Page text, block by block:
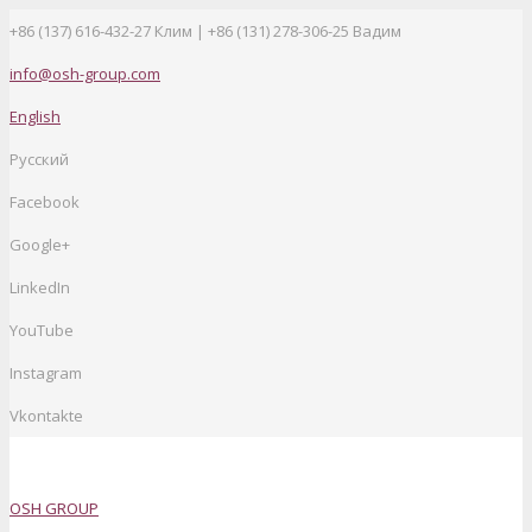
+86 (137) 616-432-27 Клим | +86 (131) 278-306-25 Вадим
info@osh-group.com
English
Русский
Facebook
Google+
LinkedIn
YouTube
Instagram
Vkontakte
OSH GROUP